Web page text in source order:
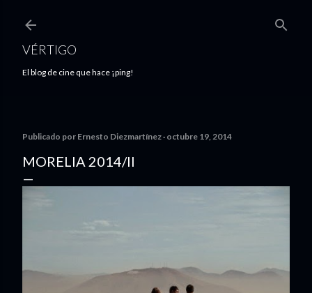
VÉRTIGO
El blog de cine que hace ¡ping!
Publicado por Ernesto Diezmartínez octubre 19, 2014
MORELIA 2014/II